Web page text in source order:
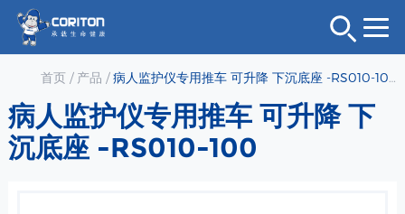
首页/ 产品 /病人监护仪专用推车 可升降 下沉底座 -RS010-100
病人监护仪专用推车 可升降 下
沉底座 -RS010-100